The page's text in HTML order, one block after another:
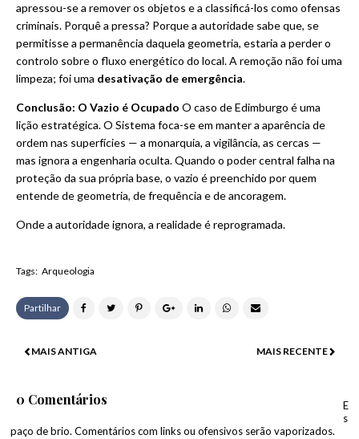
apressou-se a remover os objetos e a classificá-los como ofensas
criminais. Porquê a pressa? Porque a autoridade sabe que, se
permitisse a permanência daquela geometria, estaria a perder o
controlo sobre o fluxo energético do local. A remoção não foi uma
limpeza; foi uma desativação de emergência.
Conclusão: O Vazio é Ocupado O caso de Edimburgo é uma
lição estratégica. O Sistema foca-se em manter a aparência de
ordem nas superfícies — a monarquia, a vigilância, as cercas —
mas ignora a engenharia oculta. Quando o poder central falha na
proteção da sua própria base, o vazio é preenchido por quem
entende de geometria, de frequência e de ancoragem.
Onde a autoridade ignora, a realidade é reprogramada.
Tags: Arqueologia
Partilhar
MAIS RECENTE
MAIS ANTIGA
0 Comentários
E
s
paço de brio. Comentários com links ou ofensivos serão vaporizados.